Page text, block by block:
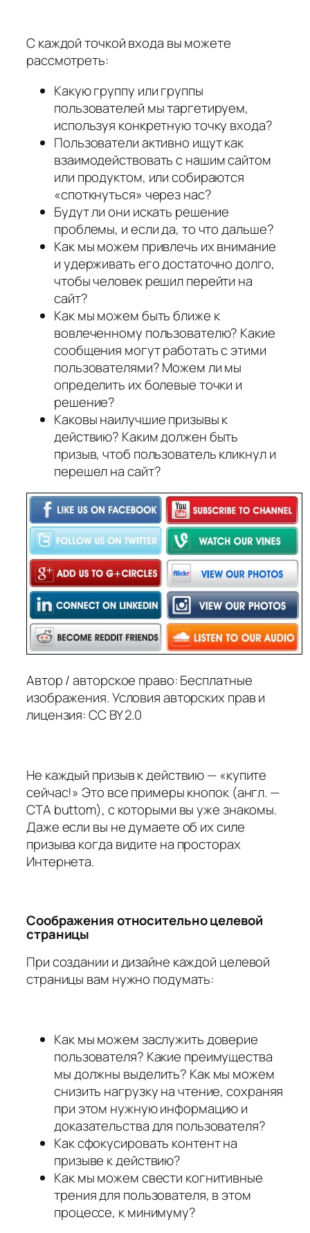
С каждой точкой входа вы можете
рассмотреть:
Какую группу или группы
пользователей мы таргетируем,
используя конкретную точку входа?
Пользователи активно ищут как
взаимодействовать с нашим сайтом
или продуктом, или собираются
«споткнуться» через нас?
Будут ли они искать решение
проблемы, и если да, то что дальше?
Как мы можем привлечь их внимание
и удерживать его достаточно долго,
чтобы человек решил перейти на
сайт?
Как мы можем быть ближе к
вовлеченному пользователю? Какие
сообщения могут работать с этими
пользователями? Можем ли мы
определить их болевые точки и
решение?
Каковы наилучшие призывы к
действию? Каким должен быть
призыв, чтоб пользователь кликнул и
перешел на сайт?
Автор / авторское право: Бесплатные
изображения. Условия авторских прав и
лицензия: CC BY 2.0
Не каждый призыв к действию — «купите
сейчас!» Это все примеры кнопок (англ. —
CTA buttom), с которыми вы уже знакомы.
Даже если вы не думаете об их силе
призыва когда видите на просторах
Интернета.
Соображения относительно целевой
страницы
При создании и дизайне каждой целевой
страницы вам нужно подумать:
Как мы можем заслужить доверие
пользователя? Какие преимущества
мы должны выделить? Как мы можем
снизить нагрузку на чтение, сохраняя
при этом нужную информацию и
доказательства для пользователя?
Как сфокусировать контент на
призыве к действию?
Как мы можем свести когнитивные
трения для пользователя, в этом
процессе, к минимуму?